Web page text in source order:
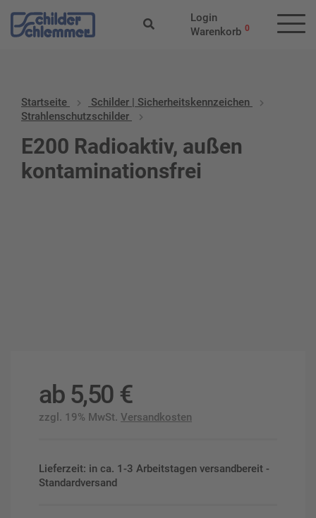
Login
Warenkorb 0
Startseite
Schilder | Sicherheitskennzeichen
Strahlenschutzschilder
E200 Radioaktiv, außen
kontaminationsfrei
ab 5,50 €
zzgl. 19% MwSt. Versandkosten
Lieferzeit: in ca. 1-3 Arbeitstagen versandbereit -
Standardversand